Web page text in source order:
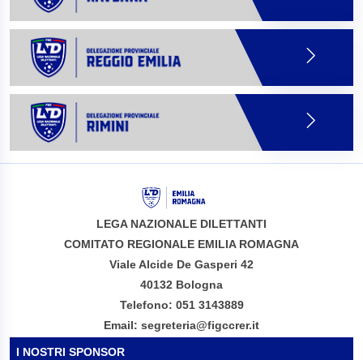
LEGA NAZIONALE DILETTANTI
COMITATO REGIONALE EMILIA ROMAGNA
Viale Alcide De Gasperi 42